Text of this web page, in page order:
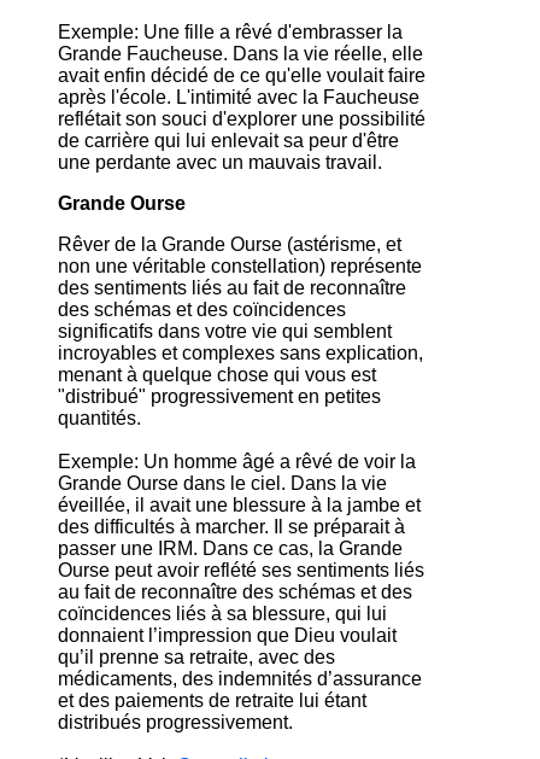
Exemple: Une fille a rêvé d'embrasser la
Grande Faucheuse. Dans la vie réelle, elle
avait enfin décidé de ce qu'elle voulait faire
après l'école. L'intimité avec la Faucheuse
reflétait son souci d'explorer une possibilité
de carrière qui lui enlevait sa peur d'être
une perdante avec un mauvais travail.
Grande Ourse
Rêver de la Grande Ourse (astérisme, et
non une véritable constellation) représente
des sentiments liés au fait de reconnaître
des schémas et des coïncidences
significatifs dans votre vie qui semblent
incroyables et complexes sans explication,
menant à quelque chose qui vous est
"distribué" progressivement en petites
quantités.
Exemple: Un homme âgé a rêvé de voir la
Grande Ourse dans le ciel. Dans la vie
éveillée, il avait une blessure à la jambe et
des difficultés à marcher. Il se préparait à
passer une IRM. Dans ce cas, la Grande
Ourse peut avoir reflété ses sentiments liés
au fait de reconnaître des schémas et des
coïncidences liés à sa blessure, qui lui
donnaient l’impression que Dieu voulait
qu’il prenne sa retraite, avec des
médicaments, des indemnités d’assurance
et des paiements de retraite lui étant
distribués progressivement.